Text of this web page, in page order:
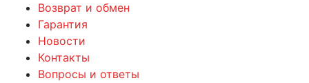
Возврат и обмен
Гарантия
Новости
Контакты
Вопросы и ответы